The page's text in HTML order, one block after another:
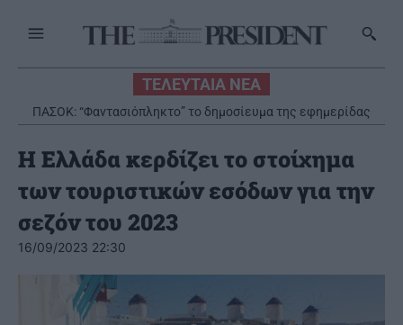
ΤΕΛΕΥΤΑΙΑ ΝΕΑ
ΠΑΣΟΚ: “Φαντασιόπληκτο” το δημοσίευμα της εφημερίδας
«Εστία»
Η Ελλάδα κερδίζει το στοίχημα
των τουριστικών εσόδων για την
σεζόν του 2023
16/09/2023 22:30